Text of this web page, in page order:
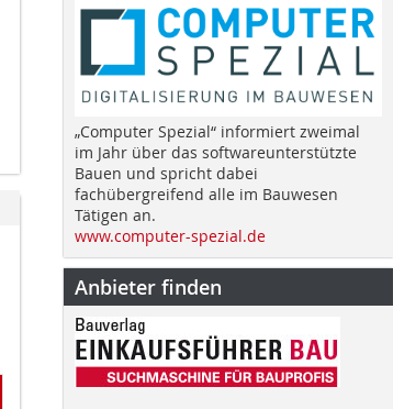
„Computer Spezial“ informiert zweimal
im Jahr über das softwareunterstützte
Bauen und spricht dabei
fachübergreifend alle im Bauwesen
Tätigen an.
www.computer-spezial.de
Anbieter finden